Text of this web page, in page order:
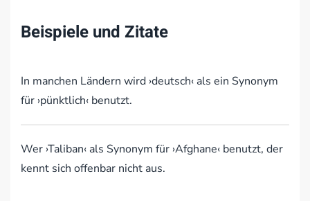
Beispiele und Zitate
In manchen Ländern wird ›deutsch‹ als ein Synonym
für ›pünktlich‹ benutzt.
Wer ›Taliban‹ als Synonym für ›Afghane‹ benutzt, der
kennt sich offenbar nicht aus.